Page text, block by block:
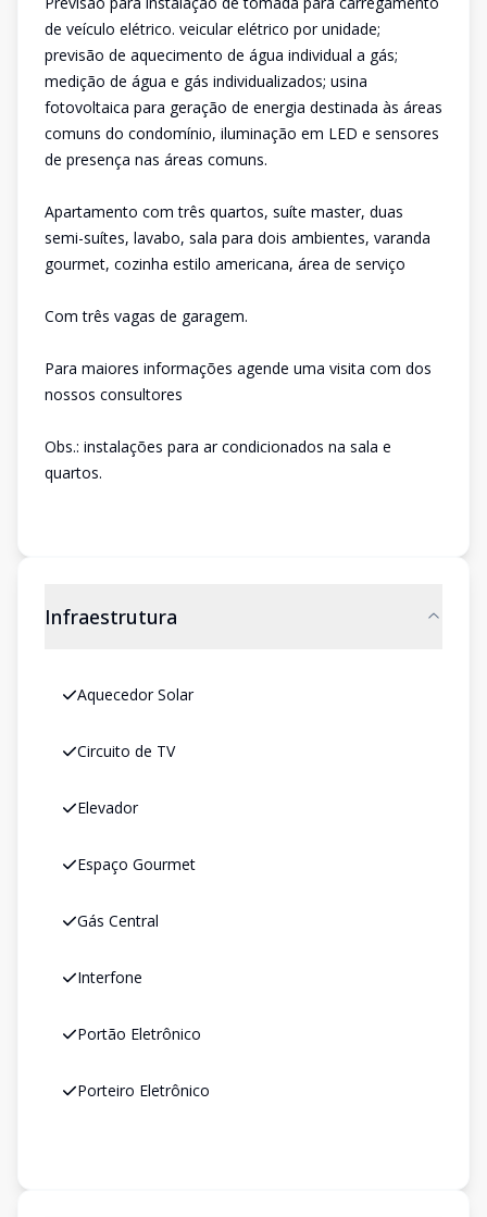
de veículo elétrico. veicular elétrico por unidade;
previsão de aquecimento de água individual a gás;
medição de água e gás individualizados; usina
fotovoltaica para geração de energia destinada às áreas
comuns do condomínio, iluminação em LED e sensores
de presença nas áreas comuns.
Apartamento com três quartos, suíte master, duas
semi-suítes, lavabo, sala para dois ambientes, varanda
gourmet, cozinha estilo americana, área de serviço
Com três vagas de garagem.
Para maiores informações agende uma visita com dos
nossos consultores
Obs.: instalações para ar condicionados na sala e
quartos.
Infraestrutura
Aquecedor Solar
Circuito de TV
Elevador
Espaço Gourmet
Gás Central
Interfone
Portão Eletrônico
Porteiro Eletrônico